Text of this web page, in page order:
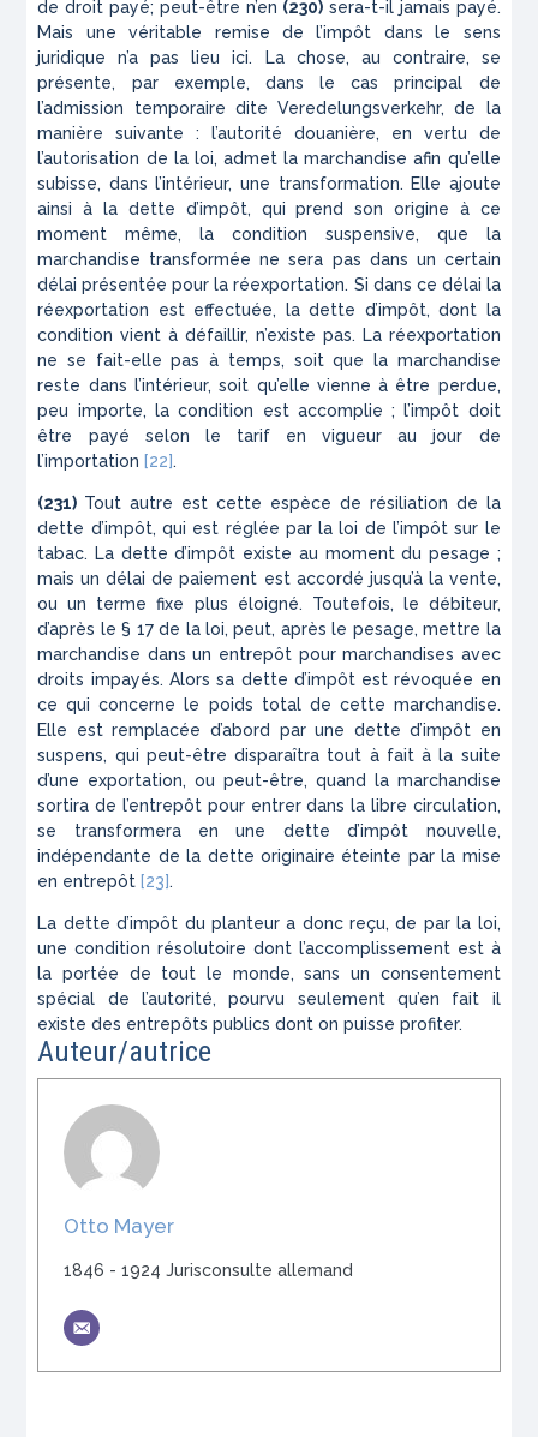
de droit payé; peut-être n’en (230) sera-t-il jamais payé.
Mais une véritable remise de l’impôt dans le sens
juridique n’a pas lieu ici. La chose, au contraire, se
présente, par exemple, dans le cas principal de
l’admission temporaire dite Verede­lungsverkehr, de la
manière suivante : l’autorité douanière, en vertu de
l’autorisation de la loi, admet la marchandise afin qu’elle
subisse, dans l’intérieur, une transformation. Elle ajoute
ainsi à la dette d’im­pôt, qui prend son origine à ce
moment même, la condition suspensive, que la
marchandise transfor­mée ne sera pas dans un certain
délai présentée pour la réexportation. Si dans ce délai la
réexportation est effectuée, la dette d’impôt, dont la
condition vient à défaillir, n’existe pas. La réexportation
ne se fait-elle pas à temps, soit que la marchandise
reste dans l’in­térieur, soit qu’elle vienne à être perdue,
peu importe, la condition est accomplie ; l’impôt doit
être payé selon le tarif en vigueur au jour de
l’importation [22].
(231) Tout autre est cette espèce de résiliation de la
dette d’impôt, qui est réglée par la loi de l’impôt sur le
tabac. La dette d’impôt existe au moment du pesage ;
mais un délai de paiement est accordé jusqu’à la vente,
ou un terme fixe plus éloigné. Toutefois, le débiteur,
d’après le § 17 de la loi, peut, après le pesage, mettre la
marchandise dans un entrepôt pour marchandises avec
droits impayés. Alors sa dette d’impôt est révoquée en
ce qui concerne le poids total de cette marchandise.
Elle est remplacée d’abord par une dette d’impôt en
suspens, qui peut-être disparaîtra tout à fait à la suite
d’une exportation, ou peut-être, quand la marchandise
sortira de l’entre­pôt pour entrer dans la libre circulation,
se transfor­mera en une dette d’impôt nouvelle,
indépendante de la dette originaire éteinte par la mise
en entre­pôt [23].
La dette d’impôt du planteur a donc reçu, de par la loi,
une condition résolutoire dont l’accomplissement est à
la portée de tout le monde, sans un consentement
spécial de l’autorité, pourvu seulement qu’en fait il
existe des entrepôts publics dont on puisse profiter.
Auteur/autrice
Otto Mayer
1846 - 1924 Jurisconsulte allemand